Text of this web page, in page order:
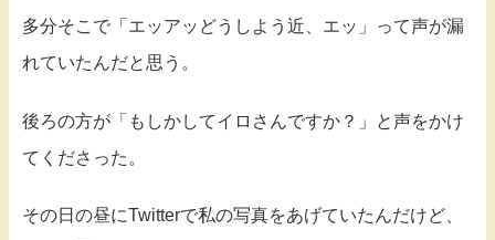
多分そこで「エッアッどうしよう近、エッ」って声が漏
れていたんだと思う。
後ろの方が「もしかしてイロさんですか？」と声をかけ
てくださった。
その日の昼にTwitterで私の写真をあげていたんだけど、